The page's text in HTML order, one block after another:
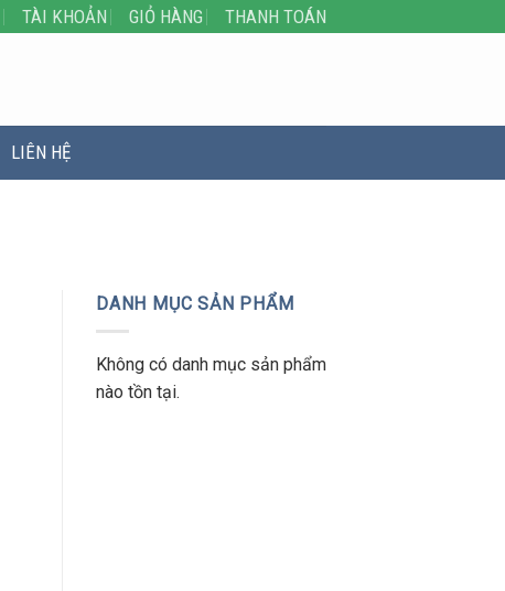
TÀI KHOẢN GIỎ HÀNG THANH TOÁN
LIÊN HỆ
DANH MỤC SẢN PHẨM
Không có danh mục sản phẩm
nào tồn tại.